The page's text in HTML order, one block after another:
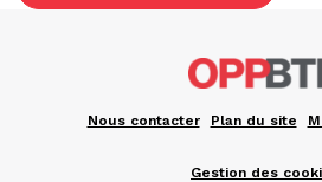
Nous contacter Plan du site
Gestion des